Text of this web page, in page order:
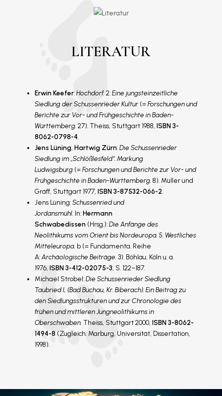
LITERATUR
Erwin Keefer:Hochdorf. 2:Eine jungsteinzeitliche
Siedlung der Schussenrieder Kultur (=Forschungen und
Berichte zur Vor- und Frühgeschichte in Baden-
Württemberg. 27). Theiss, Stuttgart 1988, ISBN 3-
8062-0798-4.
Jens Lüning, Hartwig Zürn:Die Schussenrieder
Siedlung im „Schlößlesfeld“. Markung
Ludwigsburg (=Forschungen und Berichte zur Vor- und
Frühgeschichte in Baden-Württemberg. 8). Müller und
Gräff, Stuttgart 1977, ISBN 3-87532-066-2.
Jens Lüning:Schussenried und
Jordansmühl. In:Hermann
Schwabedissen (Hrsg.):Die Anfänge des
Neolithikums vom Orient bis Nordeuropa. 5: Westliches
Mitteleuropa. b (= Fundamenta. Reihe
A:Archäologische Beiträge. 3). Böhlau, Köln u. a.
1976, ISBN 3-412-02075-3, S. 122–187.
Michael Strobel:Die Schussenrieder Siedlung
Taubried I, (Bad Buchau, Kr. Biberach). Ein Beitrag zu
den Siedlungsstrukturen und zur Chronologie des
frühen und mittleren Jungneolithikums in
Oberschwaben. Theiss, Stuttgart 2000, ISBN 3-8062-
1494-8 (Zugleich: Marburg, Universität, Dissertation,
1998).